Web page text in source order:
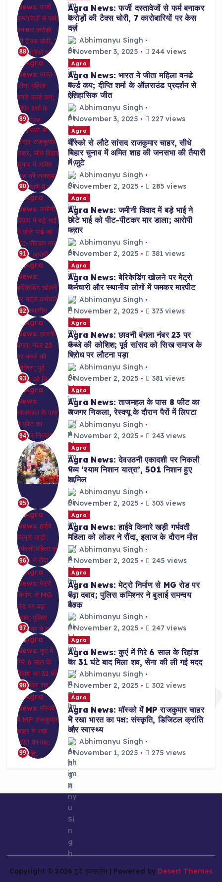
88
Agra News: फर्जी दस्तावेजों से फर्म बनाकर
करोड़ों की टैक्स चोरी, 7 कारोबारियों पर केस
दर्ज
Abhimanyu Singh
November 3, 2025
244 views
89
Agra
Agra News: भारत ने जीता महिला वनडे
वर्ल्ड कप; दीप्ति शर्मा के ऑलराउंड प्रदर्शन से
ऐतिहासिक जीत
Abhimanyu Singh
November 3, 2025
227 views
90
Agra
मॉस्को से लौटे सांसद राजकुमार चाहर, सीधे
बिहार चुनाव में अमित शाह की जनसभा की तैयारी
में जुटे
Abhimanyu Singh
November 2, 2025
285 views
91
Agra
Agra News: जमीनी विवाद में बड़े भाई ने
छोटे भाई को पीट-पीटकर मार डाला; आरोपी
फरार
Abhimanyu Singh
November 2, 2025
381 views
92
Agra
Agra News: बेरिकेडिंग खोलने पर मेट्रो
कर्मचारी और स्थानीय लोगों में जमकर मारपीट
Abhimanyu Singh
November 2, 2025
373 views
93
Agra
Agra News: छावनी बंगला नंबर 23 पर
कब्जे की कोशिश; पूर्व सांसद को सिख समाज के
विरोध पर लौटना पड़ा
Abhimanyu Singh
November 2, 2025
381 views
94
Agra
Agra News: ताजमहल के पास 8 फीट का
अजगर निकला, रेस्क्यू के दौरान पैरों में लिपटा
Abhimanyu Singh
November 2, 2025
243 views
95
Agra
Agra News: देवउठनी एकादशी पर निकली
भव्य ‘श्याम निशान यात्रा’, 501 निशान हुए
शामिल
Abhimanyu Singh
November 2, 2025
303 views
96
Agra
Agra News: हाईवे किनारे खड़ी गर्भवती
महिला को लोडर ने रौंदा, इलाज के दौरान मौत
Abhimanyu Singh
November 2, 2025
245 views
97
Agra
Agra News: मेट्रो निर्माण से MG रोड पर
बढ़ा दबाव; पुलिस कमिश्नर ने बुलाई समन्वय
बैठक
Abhimanyu Singh
November 2, 2025
247 views
98
Agra
Agra News: कुएं में गिरे 6 साल के रिहांश
का 31 घंटे बाद मिला शव, सेना की ली गई मदद
Abhimanyu Singh
November 2, 2025
302 views
99
Agra
Agra News: मॉस्को में MP राजकुमार चाहर
ने रखा भारत का पक्ष: संस्कृति, डिजिटल क्रांति
और स्वास्थ्य
Abhimanyu Singh
November 1, 2025
275 views
Copyright © 2026 टुडे एक्सप्रेस | Powered by Desert Themes